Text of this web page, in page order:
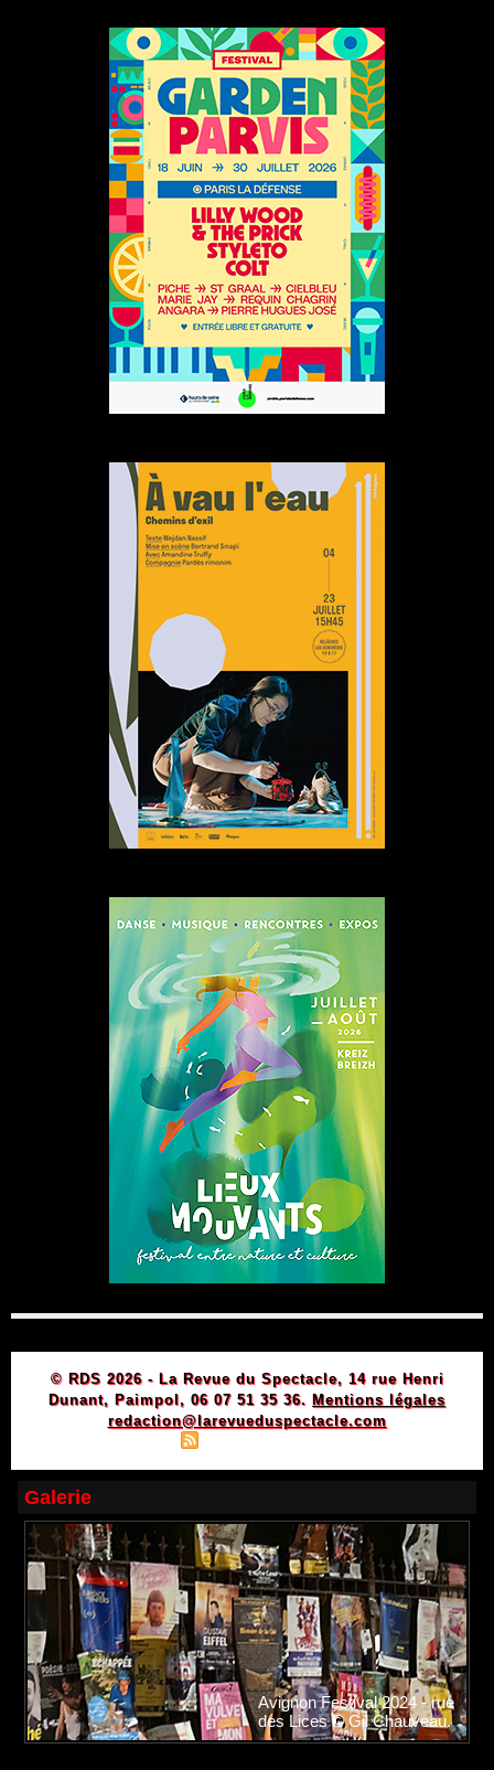
© RDS 2026 - La Revue du Spectacle, 14 rue Henri
Dunant, Paimpol, 06 07 51 35 36. Mentions légales
redaction@larevueduspectacle.com
Galerie
Avignon Festival 2024 - rue
des Lices © Gil Chauveau.